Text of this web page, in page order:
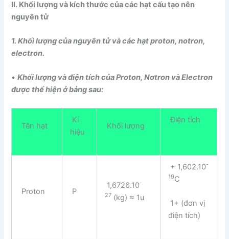
II. Khối lượng và kích thước của các hạt cấu tạo nên
nguyên tử
1. Khối lượng của nguyên tử và các hạt proton, notron,
electron.
•Khối lượng và điện tích của Proton, Nơtron và Electron
được thể hiện ở bảng sau:
Tên hạt
Kí
hiệu
Khối lượng
Điện tích
Proton P
1,6726.10-
27 (kg) ≈ 1u
+ 1,602.10-
19C
1+ (đơn vị
điện tích)